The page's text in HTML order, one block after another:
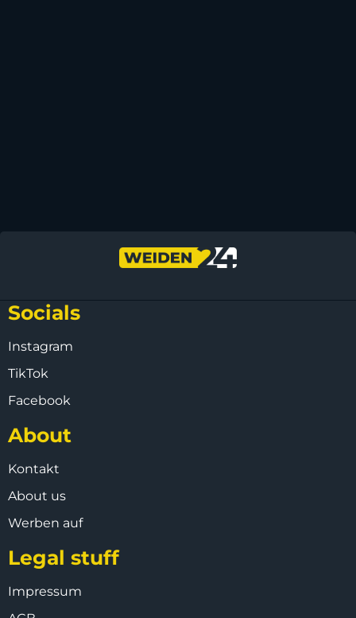
Socials
Instagram
TikTok
Facebook
About
Kontakt
About us
Werben auf
Legal stuff
Impressum